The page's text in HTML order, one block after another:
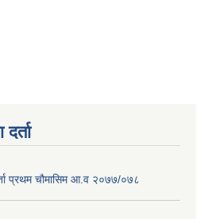
प्रथम चौमासिम आ.व २०७७/०७८